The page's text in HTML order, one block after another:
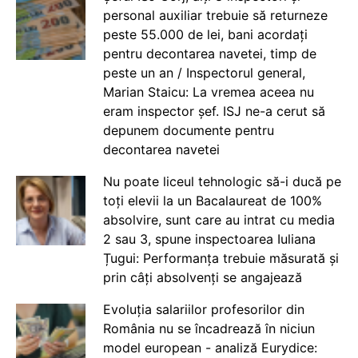
personal auxiliar trebuie să returneze
peste 55.000 de lei, bani acordați
pentru decontarea navetei, timp de
peste un an / Inspectorul general,
Marian Staicu: La vremea aceea nu
eram inspector șef. ISJ ne-a cerut să
depunem documente pentru
decontarea navetei
Nu poate liceul tehnologic să-i ducă pe
toți elevii la un Bacalaureat de 100%
absolvire, sunt care au intrat cu media
2 sau 3, spune inspectoarea Iuliana
Țugui: Performanța trebuie măsurată și
prin câți absolvenți se angajează
Evoluția salariilor profesorilor din
România nu se încadrează în niciun
model european - analiză Eurydice: